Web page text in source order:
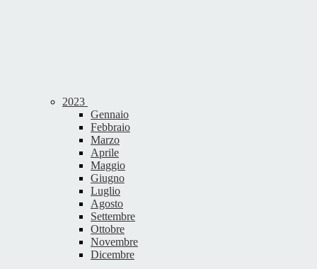
2023
Gennaio
Febbraio
Marzo
Aprile
Maggio
Giugno
Luglio
Agosto
Settembre
Ottobre
Novembre
Dicembre